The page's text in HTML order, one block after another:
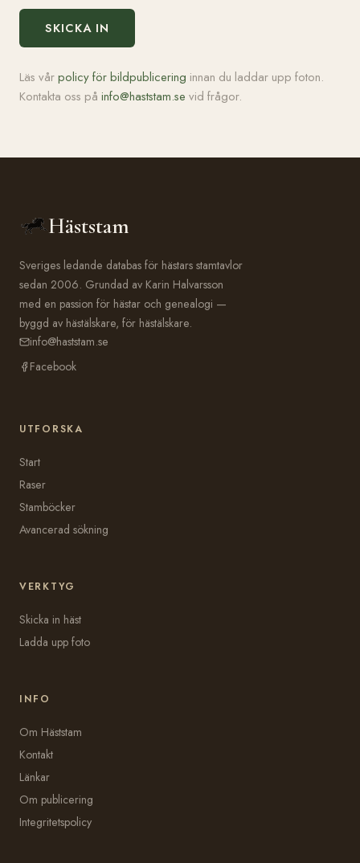
SKICKA IN
Läs vårpolicy för bildpublicering innan du laddar upp foton.
Kontakta oss på info@haststam.se vid frågor.
Häststam
Sveriges ledande databas för hästars stamtavlor
sedan 2006. Grundad av Karin Halvarsson
med en passion för hästar och genealogi —
byggd av hästälskare, för hästälskare.
info@haststam.se
Facebook
UTFORSKA
Start
Raser
Stamböcker
Avancerad sökning
VERKTYG
Skicka in häst
Ladda upp foto
INFO
Om Häststam
Kontakt
Länkar
Om publicering
Integritetspolicy